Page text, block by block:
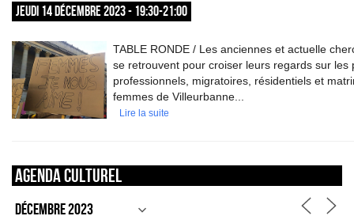
JEUDI 14 DÉCEMBRE 2023 - 19:30-21:00
TABLE RONDE / Les anciennes et actuelle
se retrouvent pour croiser leurs regards sur les
professionnels, migratoires, résidentiels et
femmes de Villeurbanne...
Lire la suite
Agenda culturel